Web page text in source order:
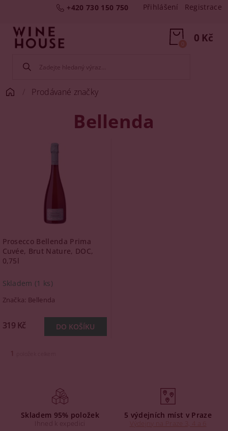
+420 730 150 750 Přihlášení Registrace
0 Kč
0
Prodávané značky
Bellenda
Prosecco Bellenda Prima
Cuvée, Brut Nature, DOC,
0,75l
Skladem (1 ks)
Značka: Bellenda
319 Kč
1
Skladem 95% položek
Ihned k expedici
5 výdejních míst v Praze